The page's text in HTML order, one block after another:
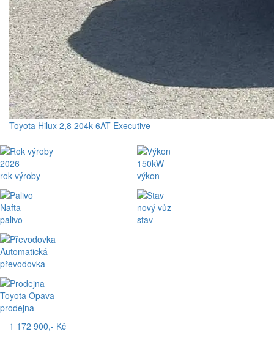
Toyota Hilux 2,8 204k 6AT Executive
2026
rok výroby
Nafta
palivo
Automatická
převodovka
Toyota Opava
prodejna
150kW
výkon
nový vůz
stav
1 172 900,- Kč